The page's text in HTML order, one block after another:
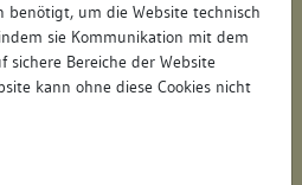
benötigt, um die Website technisch
sie Kommunikation mit dem
sichere Bereiche der Website
kann ohne diese Cookies nicht
19.06.2008
Als PDF herunterladen: